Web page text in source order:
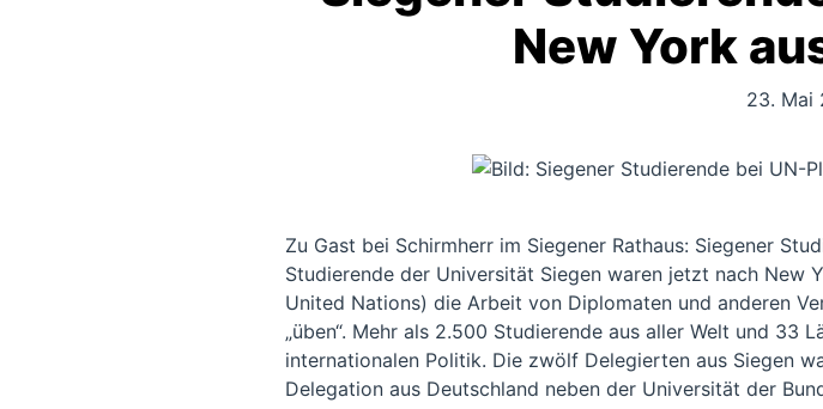
New York
23. Mai
Zu Gast bei Schirmherr im Siegener Rathaus: Siegener
Studierende der Universität Siegen waren jetzt nach New
United Nations) die Arbeit von Diplomaten und anderen
„üben“. Mehr als 2.500 Studierende aus aller Welt und 33
internationalen Politik. Die zwölf Delegierten aus Siegen
Delegation aus Deutschland neben der Universität der